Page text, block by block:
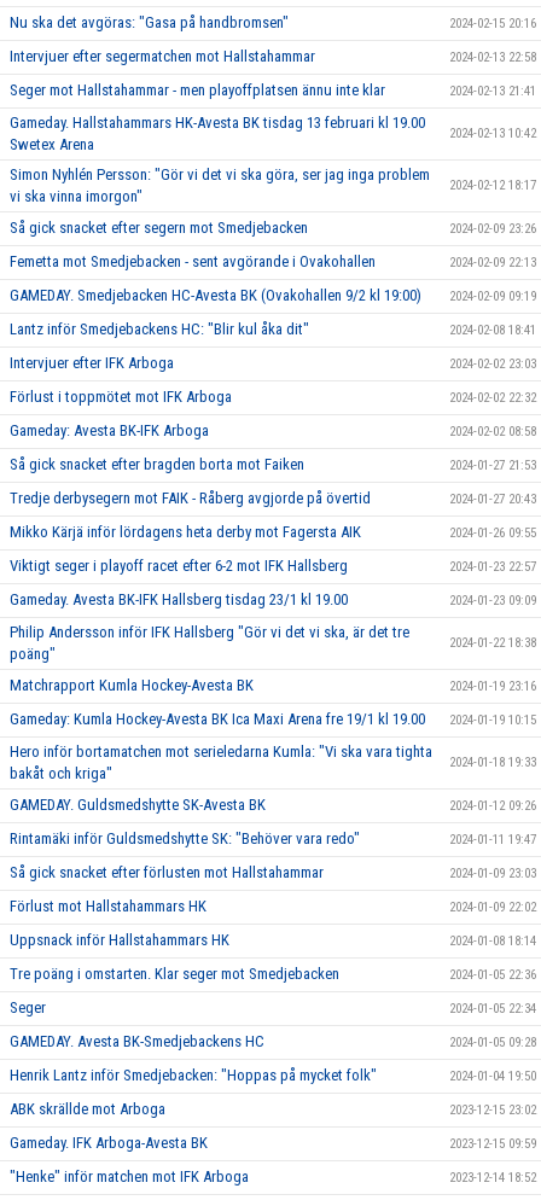
Nu ska det avgöras: "Gasa på handbromsen" 2024-02-15 20:16
Intervjuer efter segermatchen mot Hallstahammar 2024-02-13 22:58
Seger mot Hallstahammar - men playoffplatsen ännu inte klar 2024-02-13 21:41
Gameday. Hallstahammars HK-Avesta BK tisdag 13 februari kl 19.00
Swetex Arena
2024-02-13 10:42
Simon Nyhlén Persson: "Gör vi det vi ska göra, ser jag inga problem
vi ska vinna imorgon"
2024-02-12 18:17
Så gick snacket efter segern mot Smedjebacken 2024-02-09 23:26
Femetta mot Smedjebacken - sent avgörande i Ovakohallen 2024-02-09 22:13
GAMEDAY. Smedjebacken HC-Avesta BK (Ovakohallen 9/2 kl 19:00) 2024-02-09 09:19
Lantz inför Smedjebackens HC: "Blir kul åka dit" 2024-02-08 18:41
Intervjuer efter IFK Arboga 2024-02-02 23:03
Förlust i toppmötet mot IFK Arboga 2024-02-02 22:32
Gameday: Avesta BK-IFK Arboga 2024-02-02 08:58
Så gick snacket efter bragden borta mot Faiken 2024-01-27 21:53
Tredje derbysegern mot FAIK - Råberg avgjorde på övertid 2024-01-27 20:43
Mikko Kärjä inför lördagens heta derby mot Fagersta AIK 2024-01-26 09:55
Viktigt seger i playoff racet efter 6-2 mot IFK Hallsberg 2024-01-23 22:57
Gameday. Avesta BK-IFK Hallsberg tisdag 23/1 kl 19.00 2024-01-23 09:09
Philip Andersson inför IFK Hallsberg "Gör vi det vi ska, är det tre
poäng"
2024-01-22 18:38
Matchrapport Kumla Hockey-Avesta BK 2024-01-19 23:16
Gameday: Kumla Hockey-Avesta BK Ica Maxi Arena fre 19/1 kl 19.00 2024-01-19 10:15
Hero inför bortamatchen mot serieledarna Kumla: "Vi ska vara tighta
bakåt och kriga"
2024-01-18 19:33
GAMEDAY. Guldsmedshytte SK-Avesta BK 2024-01-12 09:26
Rintamäki inför Guldsmedshytte SK: "Behöver vara redo" 2024-01-11 19:47
Så gick snacket efter förlusten mot Hallstahammar 2024-01-09 23:03
Förlust mot Hallstahammars HK 2024-01-09 22:02
Uppsnack inför Hallstahammars HK 2024-01-08 18:14
Tre poäng i omstarten. Klar seger mot Smedjebacken 2024-01-05 22:36
Seger 2024-01-05 22:34
GAMEDAY. Avesta BK-Smedjebackens HC 2024-01-05 09:28
Henrik Lantz inför Smedjebacken: "Hoppas på mycket folk" 2024-01-04 19:50
ABK skrällde mot Arboga 2023-12-15 23:02
Gameday. IFK Arboga-Avesta BK 2023-12-15 09:59
"Henke" inför matchen mot IFK Arboga 2023-12-14 18:52